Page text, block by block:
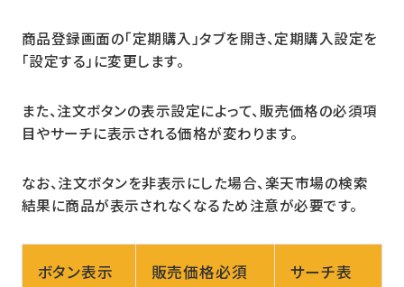
商品登録画面の「定期購入」タブを開き、定期購入設定を
「設定する」に変更します。
また、注文ボタンの表示設定によって、販売価格の必須項
目やサーチに表示される価格が変わります。
なお、注文ボタンを非表示にした場合、楽天市場の検索
結果に商品が表示されなくなるため注意が必要です。
ボタン表示
販売価格必須
サーチ表